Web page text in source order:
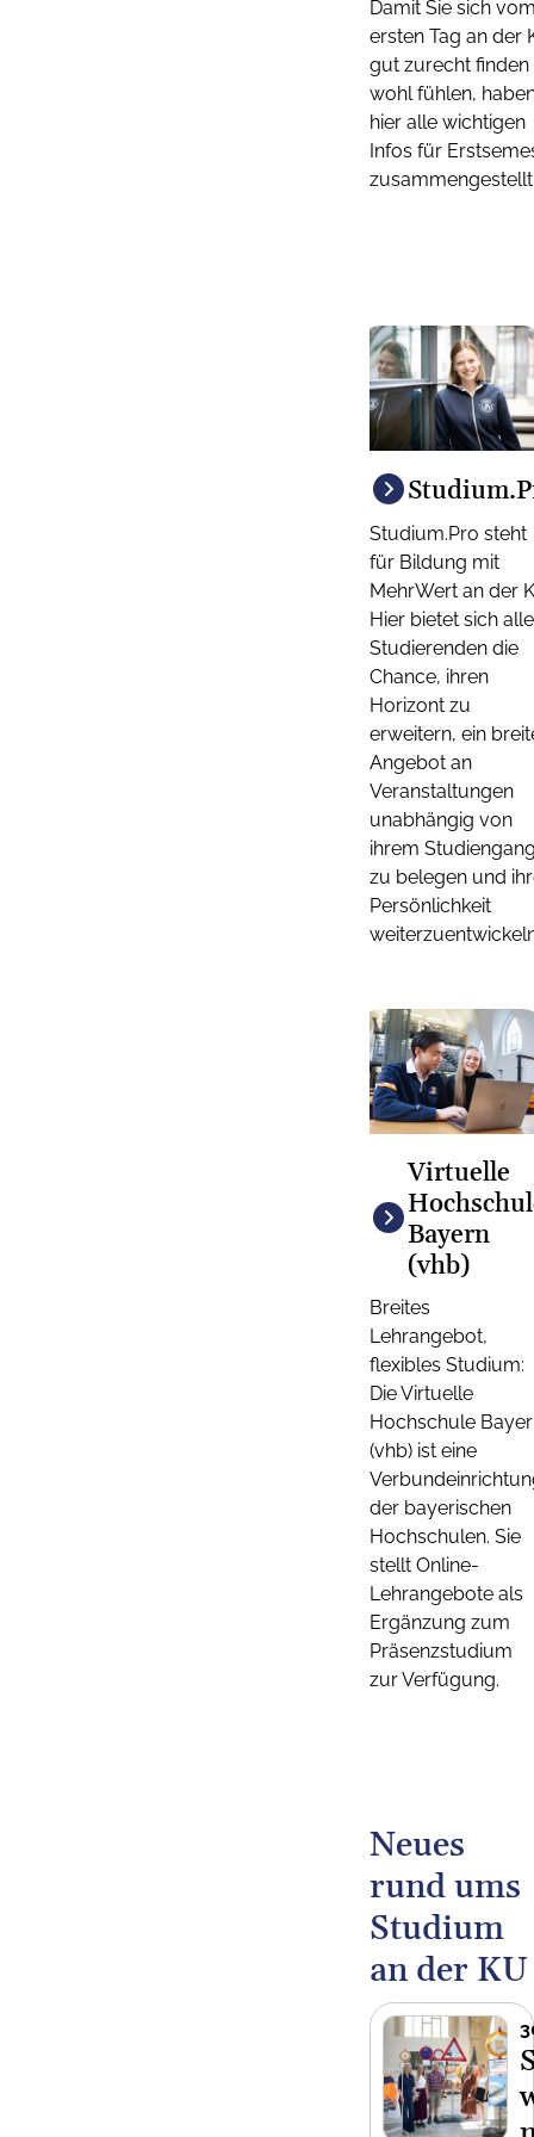
Damit Sie sich
ersten Tag an der
gut zurecht finden
wohl fühlen,
hier alle wichtigen
Infos für
Studium.Pro steht
für Bildung mit
MehrWert an der
Hier bietet sich
Studierenden die
Chance, ihren
Horizont zu
erweitern, ein
Angebot an
Veranstaltungen
unabhängig von
ihrem
zu belegen und
Persönlichkeit
Virtuelle
Bayern
(vhb)
Breites
Lehrangebot,
flexibles Studium:
Die Virtuelle
Hochschule
(vhb) ist eine
der bayerischen
Hochschulen. Sie
stellt Online-
Lehrangebote als
Ergänzung zum
Präsenzstudium
zur Verfügung.
Neues
rund ums
Studium
an der KU